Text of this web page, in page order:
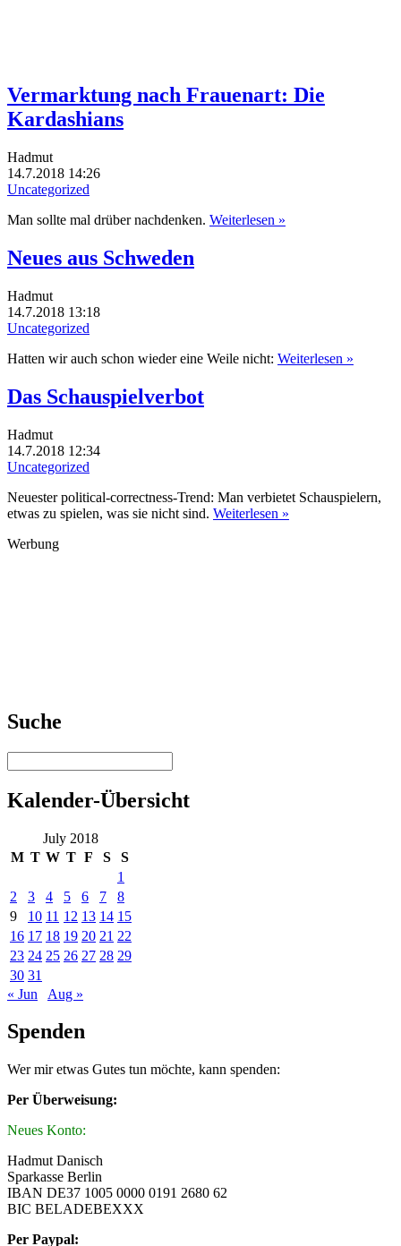
Vermarktung nach Frauenart: Die
Kardashians
Hadmut
14.7.2018 14:26
Uncategorized
Man sollte mal drüber nachdenken. Weiterlesen »
Neues aus Schweden
Hadmut
14.7.2018 13:18
Uncategorized
Hatten wir auch schon wieder eine Weile nicht: Weiterlesen »
Das Schauspielverbot
Hadmut
14.7.2018 12:34
Uncategorized
Neuester political-correctness-Trend: Man verbietet Schauspielern,
etwas zu spielen, was sie nicht sind. Weiterlesen »
Werbung
Suche
Kalender-Übersicht
July 2018
M T W T F S
S
1
2
3 4 5 6 7
8
9
10 11 12 13 14 15
16 17 18 19 20 21 22
23 24 25 26 27 28 29
30 31
« Jun
Aug »
Spenden
Wer mir etwas Gutes tun möchte, kann spenden:
Per Überweisung:
Neues Konto:
Hadmut Danisch
Sparkasse Berlin
IBAN DE37 1005 0000 0191 2680 62
BIC BELADEBEXXX
Per Paypal: